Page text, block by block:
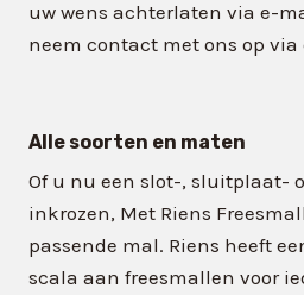
uw wens achterlaten via e-
neem contact met ons op
Alle soorten en maten
Of u nu een slot-, sluitplaat-
inkrozen, Met Riens
passende mal. Riens heeft
scala aan freesmallen voor